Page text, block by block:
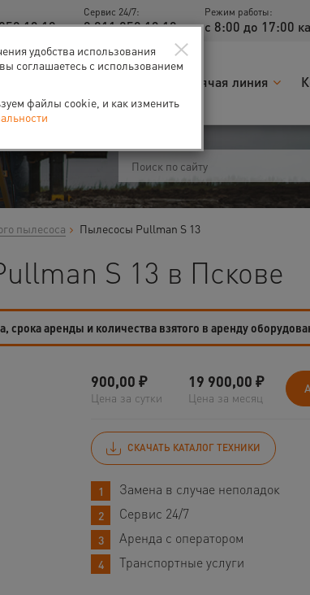
13 18
Сервис 24/7:
8 811 259 13 18
Режим работы:
с 8:00 до 17:00
Горячая линия
пылесоса Пылесосы Pullman S 13
S 13 в Пскове
срока аренды и количества взятого в аренду
900,00 ₽
Цена за сутки
19 900,00 ₽
Цена за месяц
СКАЧАТЬ КАТАЛОГ ТЕХНИКИ
Замена в случае неполадок
Сервис 24/7
Аренда с оператором
Транспортные услуги
×
удобства использования
соглашаетесь с использованием
файлы cookie, и как изменить